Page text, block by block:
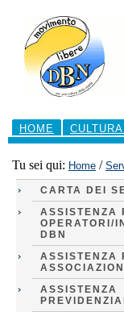
contenuti.
navigazione
Sezioni
HOME
Tu sei qui: Home /
CARTA DEI
ASSISTENZA
OPERATORI/
DBN
ASSISTENZA
ASSISTENZA